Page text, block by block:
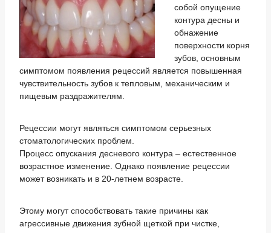
собой опущение
контура десны и
обнажение
поверхности корня
зубов, основным
симптомом появления рецессий является повышенная
чувствительность зубов к тепловым, механическим и
пищевым раздражителям.
Рецессии могут являться симптомом серьезных
стоматологических проблем.
Процесс опускания десневого контура – естественное
возрастное изменение. Однако появление рецессии
может возникать и в 20-летнем возрасте.
Этому могут способствовать такие причины как
агрессивные движения зубной щеткой при чистке,